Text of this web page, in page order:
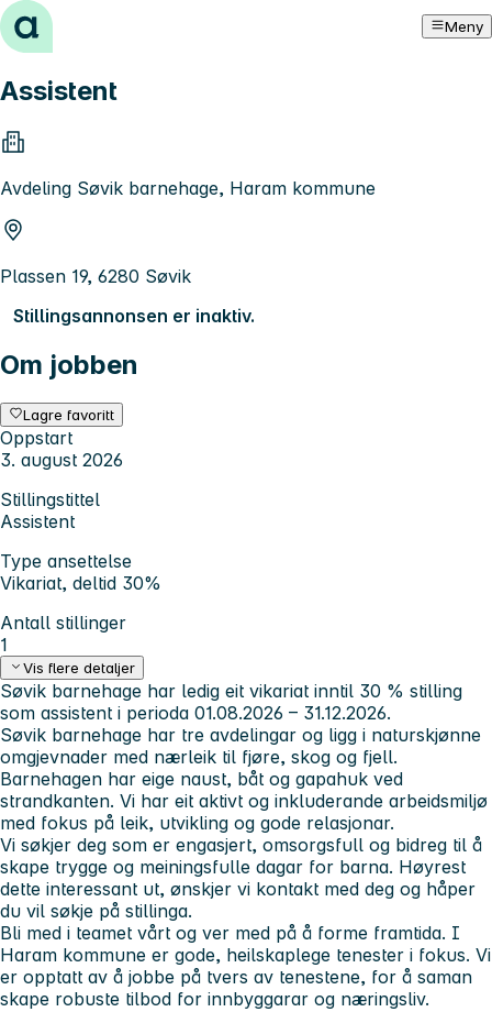
Hopp til innhold Meny
Assistent
Avdeling Søvik barnehage, Haram kommune
Plassen 19, 6280 Søvik
Stillingsannonsen er inaktiv.
Om jobben
Lagre favoritt
Oppstart
3. august 2026
Stillingstittel
Assistent
Type ansettelse
Vikariat, deltid 30%
Antall stillinger
1
Vis flere detaljer
Søvik barnehage har ledig eit vikariat inntil 30 % stilling
som assistent i perioda 01.08.2026 – 31.12.2026.
Søvik barnehage har tre avdelingar og ligg i naturskjønne
omgjevnader med nærleik til fjøre, skog og fjell.
Barnehagen har eige naust, båt og gapahuk ved
strandkanten. Vi har eit aktivt og inkluderande arbeidsmiljø
med fokus på leik, utvikling og gode relasjonar.
Vi søkjer deg som er engasjert, omsorgsfull og bidreg til å
skape trygge og meiningsfulle dagar for barna. Høyrest
dette interessant ut, ønskjer vi kontakt med deg og håper
du vil søkje på stillinga.
Bli med i teamet vårt og ver med på å forme framtida. I
Haram kommune er gode, heilskaplege tenester i fokus. Vi
er opptatt av å jobbe på tvers av tenestene, for å saman
skape robuste tilbod for innbyggarar og næringsliv.